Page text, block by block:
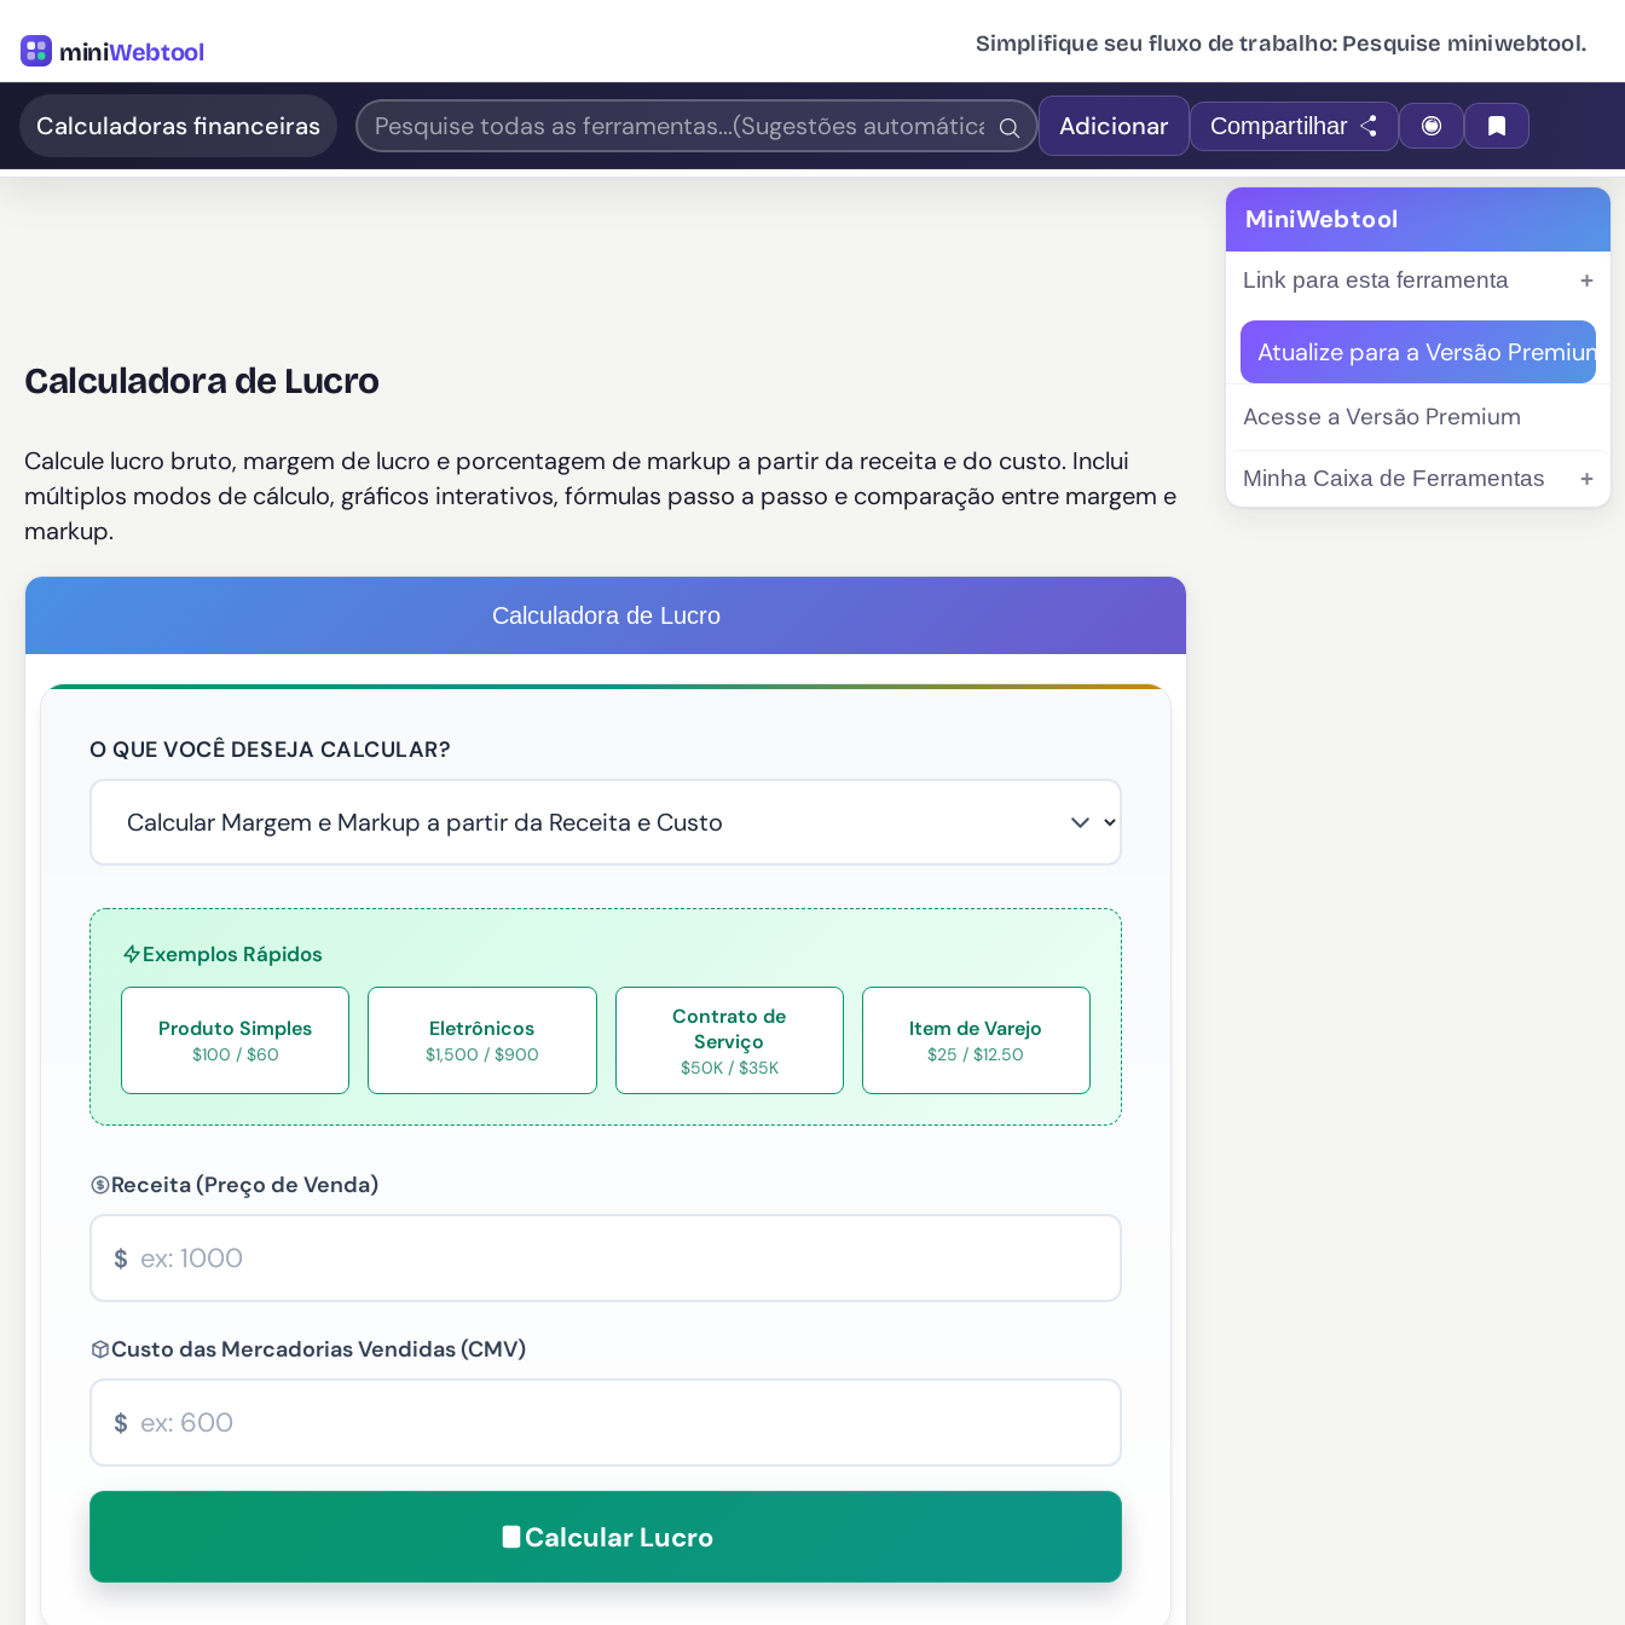
miniWebtool Simplifique seu fluxo de trabalho: Pesquise miniwebtool.
Calculadoras financeiras Adicionar Compartilhar
Calculadora de Lucro
Calcule lucro bruto, margem de lucro e porcentagem de markup a partir da receita e do custo. Inclui
múltiplos modos de cálculo, gráficos interativos, fórmulas passo a passo e comparação entre margem e
markup.
Calculadora de Lucro
O QUE VOCÊ DESEJA CALCULAR?
Exemplos Rápidos
Produto Simples
$100 / $60
Eletrônicos
$1,500 / $900
Contrato de
Serviço
$50K / $35K
Item de Varejo
$25 / $12.50
Receita (Preço de Venda)
$
Custo das Mercadorias Vendidas (CMV)
$
Calcular Lucro
MiniWebtool
Link para esta ferramenta
Atualize para a Versão Premium
Acesse a Versão Premium
Minha Caixa de Ferramentas